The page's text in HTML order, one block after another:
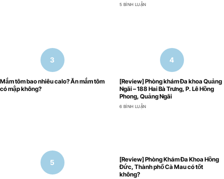
5 BÌNH LUẬN
Mắm tôm bao nhiêu calo? Ăn mắm tôm
có mập không?
[Review] Phòng khám Đa khoa Quảng
Ngãi – 188 Hai Bà Trưng, P. Lê Hồng
Phong, Quảng Ngãi
6 BÌNH LUẬN
[Review] Phòng Khám Đa Khoa Hồng
Đức, Thành phố Cà Mau có tốt
không?